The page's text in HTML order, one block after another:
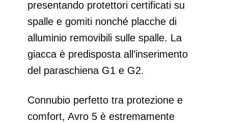
presentando protettori certificati su
spalle e gomiti nonché placche di
alluminio removibili sulle spalle. La
giacca è predisposta all’inserimento
del paraschiena G1 e G2.
Connubio perfetto tra protezione e
comfort, Avro 5 è estremamente